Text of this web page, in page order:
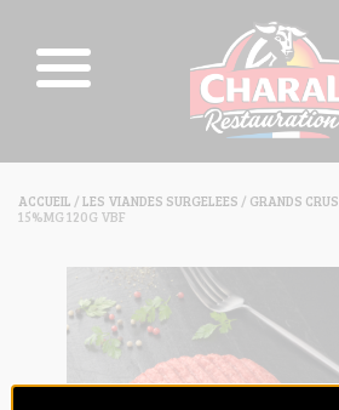
ACCUEIL / LES VIANDES SURGELEES / GRANDS CRUS
15%MG 120G VBF